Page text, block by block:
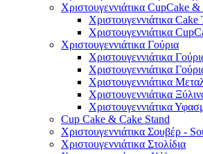
Χριστουγεννιάτικα CupCake
Χριστουγεννιάτικα Cake
Χριστουγεννιάτικα
Χριστουγεννιάτικα Γούρια
Χριστουγεννιάτικα
Χριστουγεννιάτικα
Χριστουγεννιάτικα
Χριστουγεννιάτικα
Χριστουγεννιάτικα
Cup Cake & Cake Stand
Χριστουγεννιάτικα Σουβέρ -
Χριστουγεννιάτικα Στολίδια